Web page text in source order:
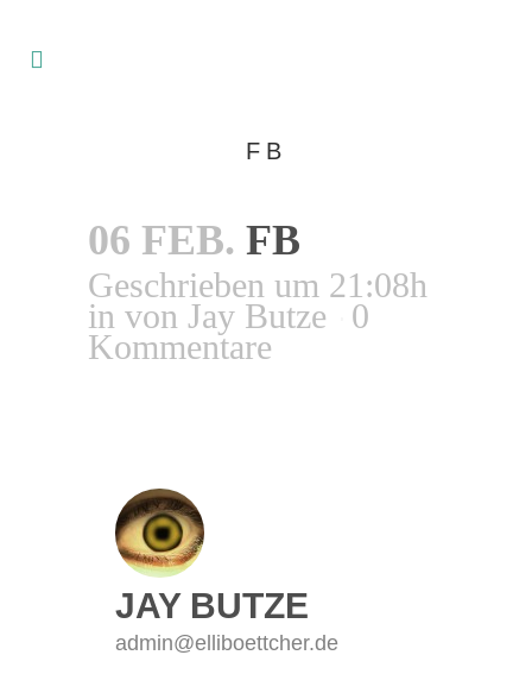
FB
06 FEB. FB
Geschrieben um 21:08h
in von Jay Butze 0
Kommentare
JAY BUTZE
admin@elliboettcher.de